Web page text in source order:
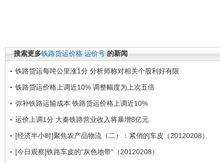
搜索更多铁路货运价格 运价号 的新闻
铁路货运每吨公里涨1分 分析师称对相关个股利好有限
铁路货运价格上调近10% 调整幅度为上次五倍
弥补铁路运输成本 铁路货运价格上调近10%
运价上调1分 大秦铁路营业收入将暴增8亿元
[经济半小时]聚焦农产品物流（二）：紧俏的车皮（20120208）
[今日观察]铁路车皮的“灰色地带”（20120208）